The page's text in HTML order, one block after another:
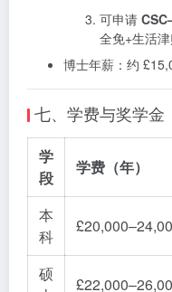
可申请
全免+生活津
博士年薪：约
七、学费与奖学金
学
段
学费（年）
本
科
硕